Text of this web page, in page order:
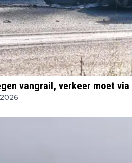
vangrail, verkeer moet